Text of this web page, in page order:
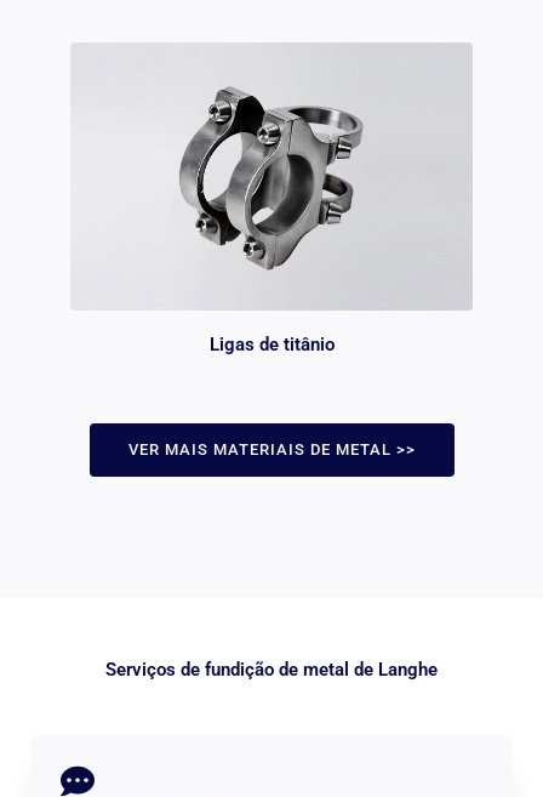
Ligas de titânio
VER MAIS MATERIAIS DE METAL >>
Serviços de fundição de metal de Langhe